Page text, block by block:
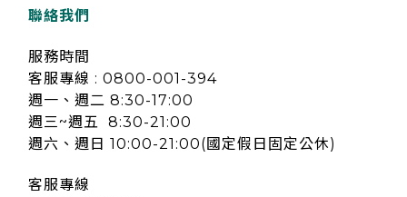
聯絡我們
服務時間
客服專線 : 0800-001-394
週一、週二 8:30-17:00
週三~週五 8:30-21:00
週六、週日 10:00-21:00(國定假日固定公休)
客服專線